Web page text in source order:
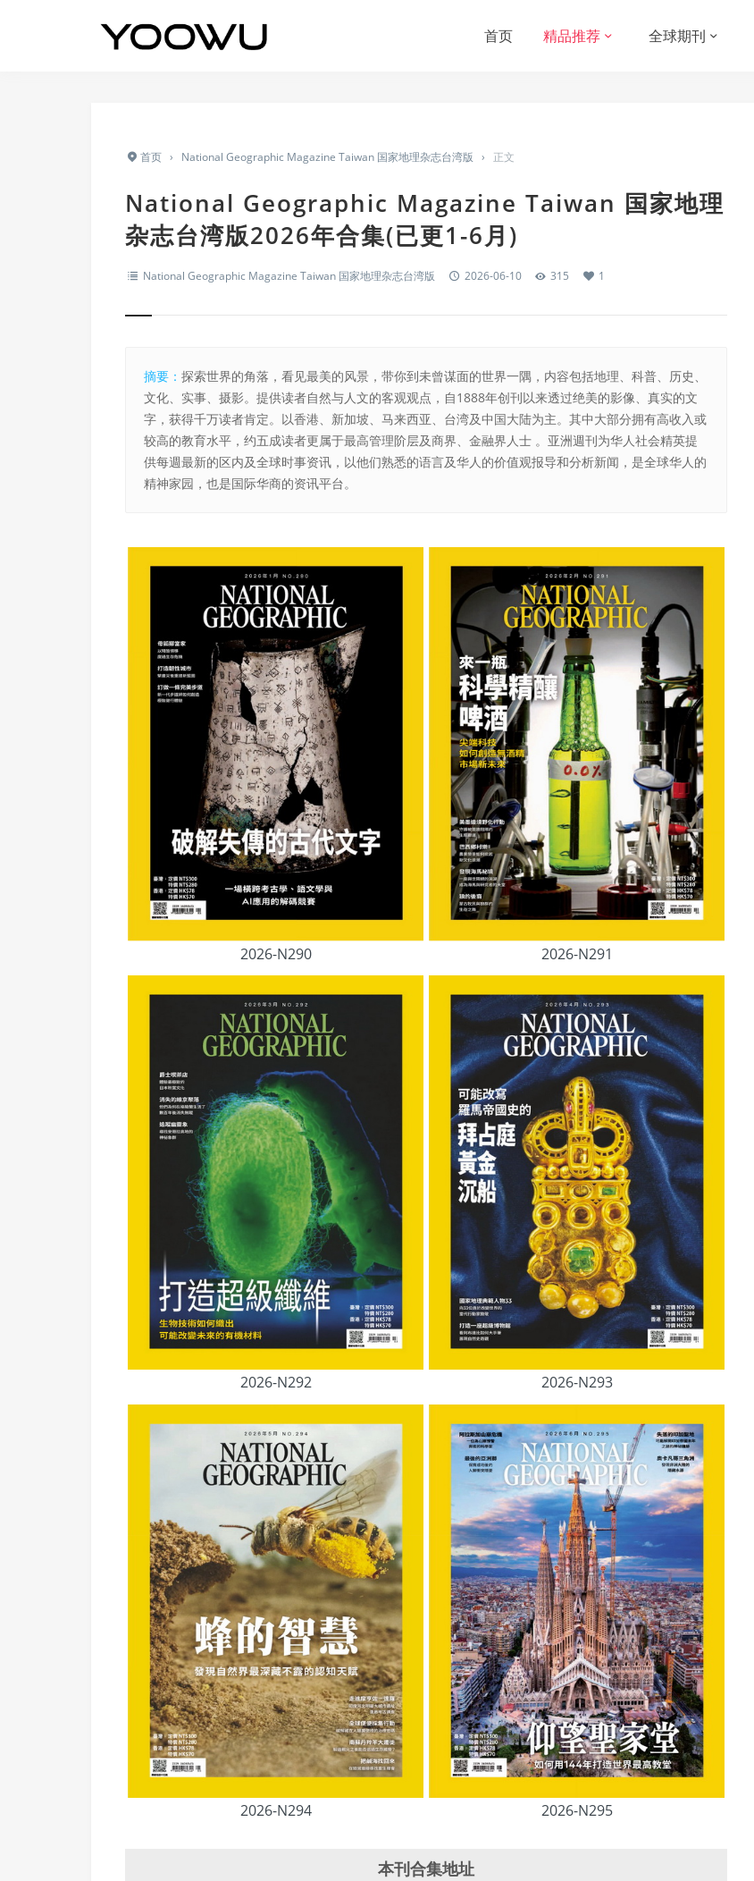
首页 精品推荐 全球期刊
首页 › National Geographic Magazine Taiwan 国家地理杂志台湾版 › 正文
National Geographic Magazine Taiwan 国家地理
杂志台湾版2026年合集(已更1-6月)
National Geographic Magazine Taiwan 国家地理杂志台湾版 2026-06-10 315 1
摘要： 探索世界的角落，看见最美的风景，带你到未曾谋面的世界一隅，内容包括地理、科普、历史、
文化、实事、摄影。提供读者自然与人文的客观观点，自1888年创刊以来透过绝美的影像、真实的文
字，获得千万读者肯定。以香港、新加坡、马来西亚、台湾及中国大陆为主。其中大部分拥有高收入或
较高的教育水平，约五成读者更属于最高管理阶层及商界、金融界人士 。亚洲週刊为华人社会精英提
供每週最新的区内及全球时事资讯，以他们熟悉的语言及华人的价值观报导和分析新闻，是全球华人的
精神家园，也是国际华商的资讯平台。
2026-N290 2026-N291
2026-N292 2026-N293
2026-N294 2026-N295
本刊合集地址